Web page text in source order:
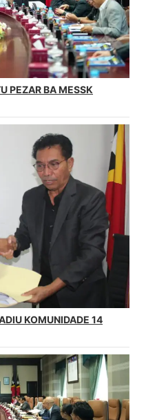
PEZAR BA MESSK
KOMUNIDADE 14